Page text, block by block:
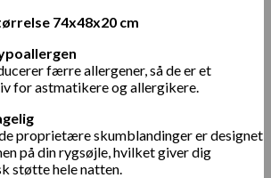
74x48x20 cm
færre allergener, så de er et
for astmatikere og allergikere.
proprietære skumblandinger er designet
på din rygsøjle, hvilket giver dig
støtte hele natten.